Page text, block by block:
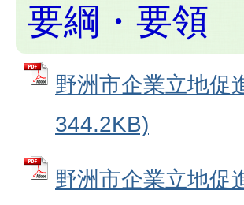
要綱・要領
野洲市企業立地促
344.2KB)
野洲市企業立地促